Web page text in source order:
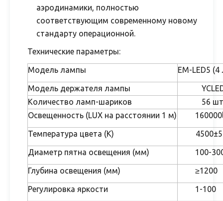
аэродинамики, полностью
соответствующим современному новому
стандарту операционной.
Технические параметры:
Модель лампы EM-LED5
Модель держателя лампы
Количество ламп-шариков
56 шт
Освещенность (LUX на расстоянии 1 м)
Температура цвета (К)
Диаметр пятна освещения (мм) 100-
Глубина освещения (мм) ≥1200
Регулировка яркости 1-100